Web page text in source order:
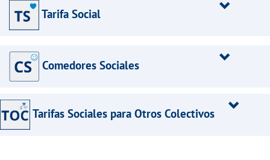
Tarifa Social
Comedores Sociales
Tarifas Sociales para Otros Colectivos